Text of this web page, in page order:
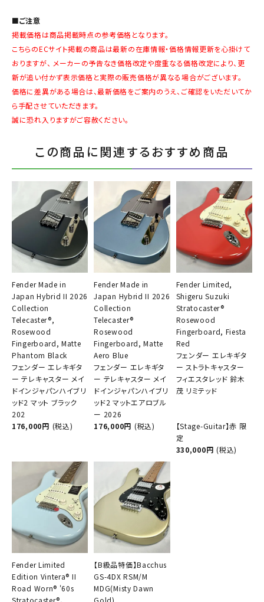
■ご注意
掲載価格は商品掲載時点の参考価格となります。
こちらのECサイト掲載の商品は最新の在庫情報・価格情報更新を心掛けて
おりますが、 メーカーの予告なき価格改定や度重なる価格改定により、更
新が追い付かず表示価格と実際の販売価格が異なる場合がございます。
価格に差異がある場合は、最新価格をご案内のうえ、ご確認をいただいてか
ら手配させていただきます。
誠に恐れ入りますがご容赦ください。
この商品に関連するおすすめ商品
Fender Made in
Japan Hybrid II 2026
Collection
Telecaster®,
Rosewood
Fingerboard, Matte
Phantom Black
フェンダー エレキギタ
ー テレキャスター メイ
ドインジャパンハイブリ
ッド2 マット ブラック
202
176,000円 (税込)
Fender Made in
Japan Hybrid II 2026
Collection
Telecaster®
Rosewood
Fingerboard, Matte
Aero Blue
フェンダー エレキギタ
ー テレキャスター メイ
ドインジャパンハイブリ
ッド2 マットエアロブル
ー 2026
176,000円 (税込)
Fender Limited,
Shigeru Suzuki
Stratocaster®
Rosewood
Fingerboard, Fiesta
Red
フェンダー エレキギタ
ー ストラトキャスター
フィエスタレッド 鈴木
茂 リミテッド
【Stage-Guitar】赤 限
定
330,000円 (税込)
Fender Limited
Edition Vintera® II
Road Worn® '60s
Stratocaster®,
【B級品特価】Bacchus
GS-4DX RSM/M
MDG(Misty Dawn
Gold)